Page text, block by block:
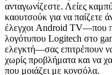
ανταγωνίζεστε. Λείες
καουτσούκ για να παίζετε
έλεγχοι Android TV—που
λογότυπου Logitech στο
ελεγκτή—σας επιτρέπουν
χωρίς προβλήματα και να
που μοιάζει με κονσόλα.